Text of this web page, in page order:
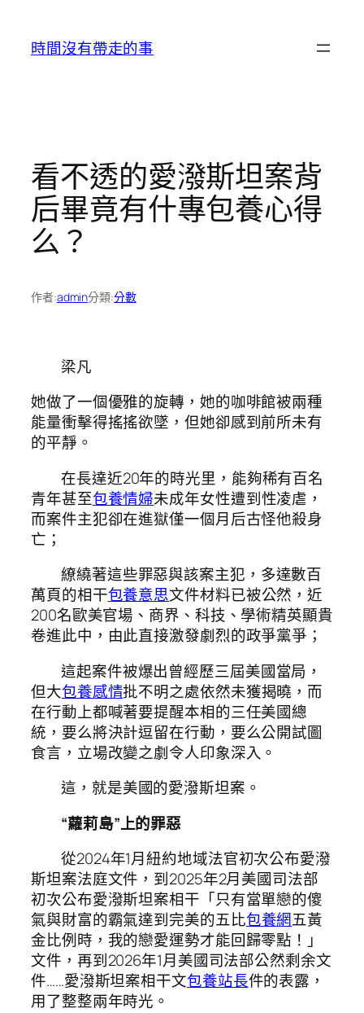
時間沒有帶走的事
看不透的愛潑斯坦案背
后畢竟有什專包養心得
么？
作者:admin分類:分數
梁凡
她做了一個優雅的旋轉，她的咖啡館被兩種
能量衝擊得搖搖欲墜，但她卻感到前所未有
的平靜。
在長達近20年的時光里，能夠稀有百名
青年甚至包養情婦未成年女性遭到性凌虐，
而案件主犯卻在進獄僅一個月后古怪他殺身
亡；
繚繞著這些罪惡與該案主犯，多達數百
萬頁的相干包養意思文件材料已被公然，近
200名歐美官場、商界、科技、學術精英顯貴
卷進此中，由此直接激發劇烈的政爭黨爭；
這起案件被爆出曾經歷三屆美國當局，
但大包養感情批不明之處依然未獲揭曉，而
在行動上都喊著要提醒本相的三任美國總
統，要么將決計逗留在行動，要么公開試圖
食言，立場改變之劇令人印象深入。
這，就是美國的愛潑斯坦案。
“蘿莉島”上的罪惡
從2024年1月紐約地域法官初次公布愛潑
斯坦案法庭文件，到2025年2月美國司法部
初次公布愛潑斯坦案相干「只有當單戀的傻
氣與財富的霸氣達到完美的五比包養網五黃
金比例時，我的戀愛運勢才能回歸零點！」
文件，再到2026年1月美國司法部公然剩余文
件……愛潑斯坦案相干文包養站長件的表露，
用了整整兩年時光。